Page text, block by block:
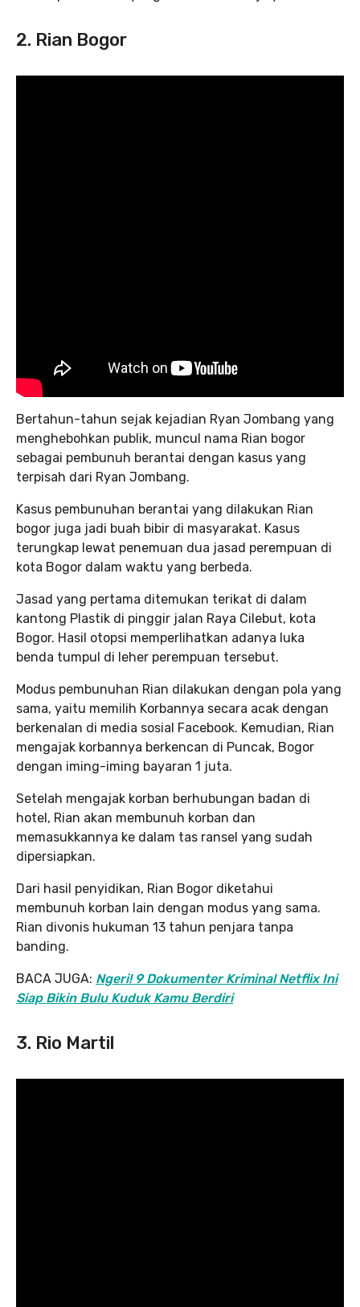
2. Rian Bogor
Bertahun-tahun sejak kejadian Ryan Jombang yang
menghebohkan publik, muncul nama Rian bogor
sebagai pembunuh berantai dengan kasus yang
terpisah dari Ryan Jombang.
Kasus pembunuhan berantai yang dilakukan Rian
bogor juga jadi buah bibir di masyarakat. Kasus
terungkap lewat penemuan dua jasad perempuan di
kota Bogor dalam waktu yang berbeda.
Jasad yang pertama ditemukan terikat di dalam
kantong Plastik di pinggir jalan Raya Cilebut, kota
Bogor. Hasil otopsi memperlihatkan adanya luka
benda tumpul di leher perempuan tersebut.
Modus pembunuhan Rian dilakukan dengan pola yang
sama, yaitu memilih Korbannya secara acak dengan
berkenalan di media sosial Facebook. Kemudian, Rian
mengajak korbannya berkencan di Puncak, Bogor
dengan iming-iming bayaran 1 juta.
Setelah mengajak korban berhubungan badan di
hotel, Rian akan membunuh korban dan
memasukkannya ke dalam tas ransel yang sudah
dipersiapkan.
Dari hasil penyidikan, Rian Bogor diketahui
membunuh korban lain dengan modus yang sama.
Rian divonis hukuman 13 tahun penjara tanpa
banding.
BACA JUGA: Ngeri! 9 Dokumenter Kriminal Netflix Ini
Siap Bikin Bulu Kuduk Kamu Berdiri
3. Rio Martil